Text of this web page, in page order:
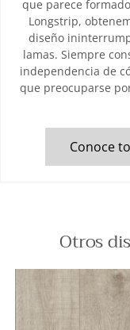
que parece
Longstrip,
diseño
lamas. Siempre
independencia de
que preocuparse
Conoce
Otros